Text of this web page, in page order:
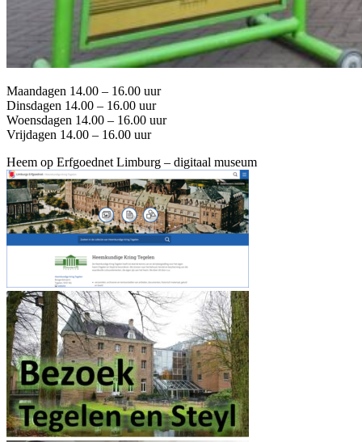
Maandagen 14.00 – 16.00 uur
Dinsdagen 14.00 – 16.00 uur
Woensdagen 14.00 – 16.00 uur
Vrijdagen 14.00 – 16.00 uur
Heem op Erfgoednet Limburg – digitaal museum